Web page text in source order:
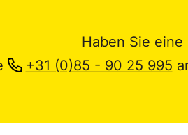
Haben Sie
+31 (0)85 - 90 25 995